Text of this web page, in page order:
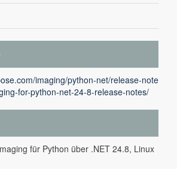
imaging/python-net/release-note
for-python-net-24-8-release-notes/
für Python über .NET 24.8, Linux